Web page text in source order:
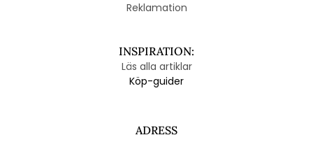
Reklamation
INSPIRATION:
Läs alla artiklar
Köp-guider
ADRESS